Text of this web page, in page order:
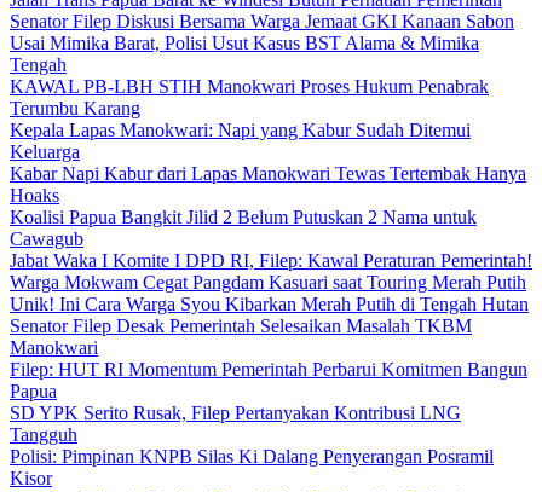
Senator Filep Diskusi Bersama Warga Jemaat GKI Kanaan Sabon
Usai Mimika Barat, Polisi Usut Kasus BST Alama & Mimika
Tengah
KAWAL PB-LBH STIH Manokwari Proses Hukum Penabrak
Terumbu Karang
Kepala Lapas Manokwari: Napi yang Kabur Sudah Ditemui
Keluarga
Kabar Napi Kabur dari Lapas Manokwari Tewas Tertembak Hanya
Hoaks
Koalisi Papua Bangkit Jilid 2 Belum Putuskan 2 Nama untuk
Cawagub
Jabat Waka I Komite I DPD RI, Filep: Kawal Peraturan Pemerintah!
Warga Mokwam Cegat Pangdam Kasuari saat Touring Merah Putih
Unik! Ini Cara Warga Syou Kibarkan Merah Putih di Tengah Hutan
Senator Filep Desak Pemerintah Selesaikan Masalah TKBM
Manokwari
Filep: HUT RI Momentum Pemerintah Perbarui Komitmen Bangun
Papua
SD YPK Serito Rusak, Filep Pertanyakan Kontribusi LNG
Tangguh
Polisi: Pimpinan KNPB Silas Ki Dalang Penyerangan Posramil
Kisor